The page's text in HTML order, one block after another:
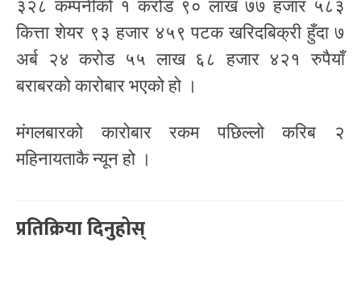
३२८ कम्पनीको १ करोड ९० लाख ७७ हजार ५८३
कित्ता शेयर ९३ हजार ४५९ पटक खरिदबिक्री हुँदा ७
अर्ब २४ करोड ५५ लाख ६८ हजार ४२१ रुपैयाँ
बराबरको कारोबार भएको हो ।
मंगलबारको कारोबार रकम पछिल्लो करिब २
महिनायताकै न्यून हो ।
प्रतिक्रिया दिनुहोस्